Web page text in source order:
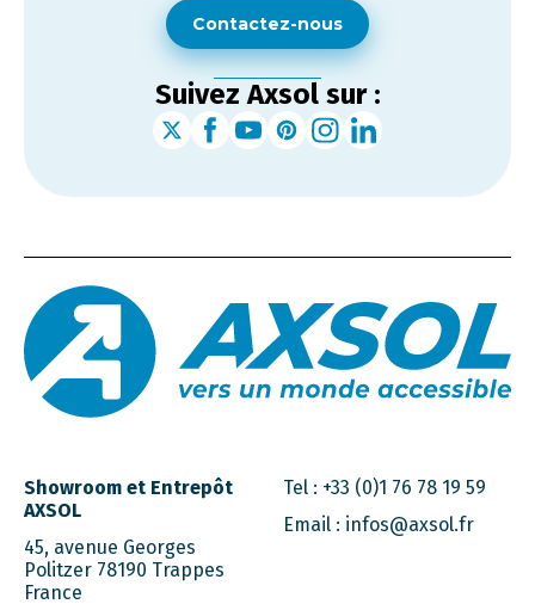
Contactez-nous
Suivez Axsol sur :
Showroom et Entrepôt
AXSOL
45, avenue Georges
Politzer 78190 Trappes
France
Tel : +33 (0)1 76 78 19 59
Email : infos@axsol.fr